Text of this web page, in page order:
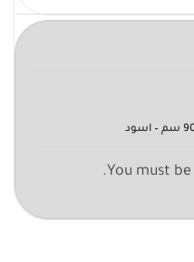
You must be